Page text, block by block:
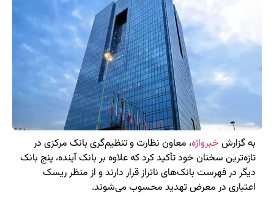
به گزارش خبرواژه، معاون نظارت و تنظیم‌گری بانک مرکزی در
تازه‌ترین سخنان خود تأکید کرد که علاوه بر بانک آینده، پنج بانک
دیگر در فهرست بانک‌های ناتراز قرار دارند و از منظر ریسک
اعتباری در معرض تهدید محسوب می‌شوند.